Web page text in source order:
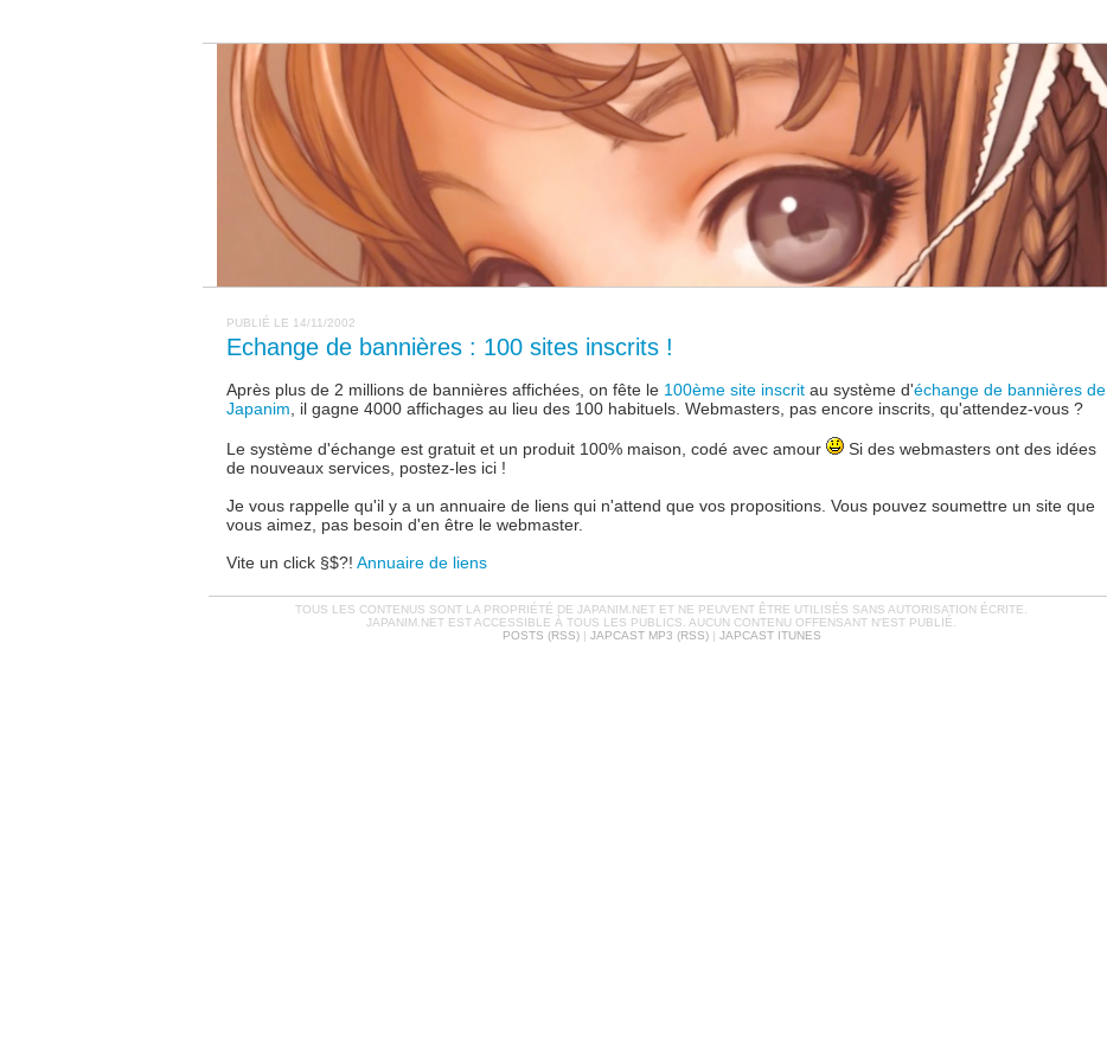
PUBLIÉ LE 14/11/2002
Echange de bannières : 100 sites inscrits !
Après plus de 2 millions de bannières affichées, on fête le 100ème site inscritau système d'échange de bannières de
Japanim , il gagne 4000 affichages au lieu des 100 habituels. Webmasters, pas encore inscrits, qu'attendez-vous ?
Le système d'échange est gratuit et un produit 100% maison, codé avec amour
Si des webmasters ont des idées
de nouveaux services, postez-les ici !
Je vous rappelle qu'il y a un annuaire de liens qui n'attend que vos propositions. Vous pouvez soumettre un site que
vous aimez, pas besoin d'en être le webmaster.
Vite un click §$?! Annuaire de liens
TOUS LES CONTENUS SONT LA PROPRIÉTÉ DE JAPANIM.NET ET NE PEUVENT ÊTRE UTILISÉS SANS AUTORISATION ÉCRITE.
JAPANIM.NET EST ACCESSIBLE À TOUS LES PUBLICS. AUCUN CONTENU OFFENSANT N'EST PUBLIÉ.
POSTS (RSS)| JAPCAST MP3 (RSS)| JAPCAST ITUNES